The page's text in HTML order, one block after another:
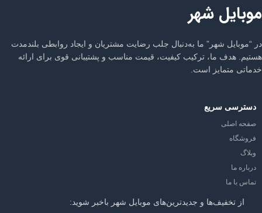
موبایل شهر
در “موبایل شهر” ما به‌دنبال جلب رضایت مشتریان و ایجاد روابطی بلندمدت
هستیم. هدف ما، ترکیب کیفیت، قیمت مناسب و پشتیبانی قوی برای ارائه
خدماتی متمایز است.
دسترسی سریع
صفحه اصلی
فروشگاه
وبلاگ
درباره ما
تماس با ما
از تخفیف‌ها و جدیدترین‌های موبایل شهر باخبر شوید: